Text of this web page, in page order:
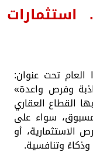
استثمارات
العام تحت عنوان:
وفرص واعدة»
القطاع العقاري
سواء على
الاستثمارية، أو
وذكاءً وتنافسية.